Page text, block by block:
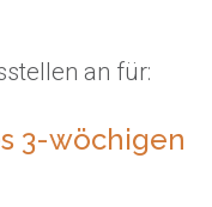
an für:
3-wöchigen